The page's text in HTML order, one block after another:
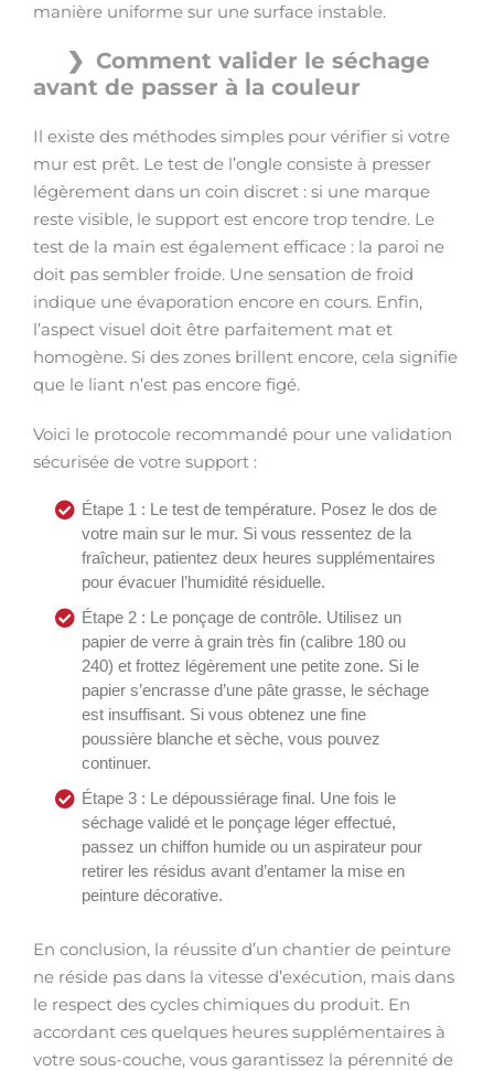
manière uniforme sur une surface instable.
Comment valider le séchage
avant de passer à la couleur
Il existe des méthodes simples pour vérifier si votre
mur est prêt. Le test de l’ongle consiste à presser
légèrement dans un coin discret : si une marque
reste visible, le support est encore trop tendre. Le
test de la main est également efficace : la paroi ne
doit pas sembler froide. Une sensation de froid
indique une évaporation encore en cours. Enfin,
l’aspect visuel doit être parfaitement mat et
homogène. Si des zones brillent encore, cela signifie
que le liant n’est pas encore figé.
Voici le protocole recommandé pour une validation
sécurisée de votre support :
Étape 1 : Le test de température. Posez le dos de
votre main sur le mur. Si vous ressentez de la
fraîcheur, patientez deux heures supplémentaires
pour évacuer l’humidité résiduelle.
Étape 2 : Le ponçage de contrôle. Utilisez un
papier de verre à grain très fin (calibre 180 ou
240) et frottez légèrement une petite zone. Si le
papier s’encrasse d’une pâte grasse, le séchage
est insuffisant. Si vous obtenez une fine
poussière blanche et sèche, vous pouvez
continuer.
Étape 3 : Le dépoussiérage final. Une fois le
séchage validé et le ponçage léger effectué,
passez un chiffon humide ou un aspirateur pour
retirer les résidus avant d’entamer la mise en
peinture décorative.
En conclusion, la réussite d’un chantier de peinture
ne réside pas dans la vitesse d’exécution, mais dans
le respect des cycles chimiques du produit. En
accordant ces quelques heures supplémentaires à
votre sous-couche, vous garantissez la pérennité de